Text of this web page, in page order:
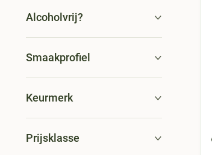
Alcoholvrij?
Smaakprofiel
Keurmerk
Prijsklasse